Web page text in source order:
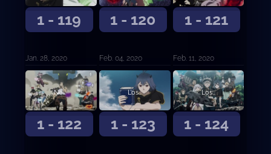
1 - 119
Jan. 28, 2020
1 - 120
Feb. 04, 2020
1 - 121
Feb. 11, 2020
1 - 122
Negro absoluto
1 - 123
Los recuerdos de Nero y... (Primera parte)
1 - 124
Los recuerdos de Nero y… (Segunda parte)